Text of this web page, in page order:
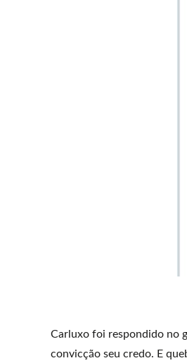
Carluxo foi respondido no
convicção seu credo. E